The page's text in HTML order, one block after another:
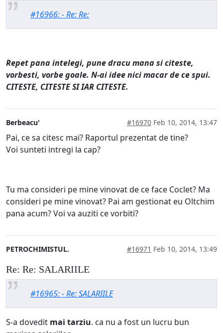
#16966: - Re: Re:
Repet pana intelegi, pune dracu mana si citeste,
vorbesti, vorbe goale. N-ai idee nici macar de ce spui.
CITESTE, CITESTE SI IAR CITESTE.
Berbeacu' #16970 Feb 10, 2014, 13:47
Pai, ce sa citesc mai? Raportul prezentat de tine?
Voi sunteti intregi la cap?
Tu ma consideri pe mine vinovat de ce face Coclet? Ma
consideri pe mine vinovat? Pai am gestionat eu Oltchim
pana acum? Voi va auziti ce vorbiti?
PETROCHIMISTUL. #16971 Feb 10, 2014, 13:49
Re: Re: SALARIILE
#16965: - Re: SALARIILE
S-a dovedit mai tarziu. ca nu a fost un lucru bun